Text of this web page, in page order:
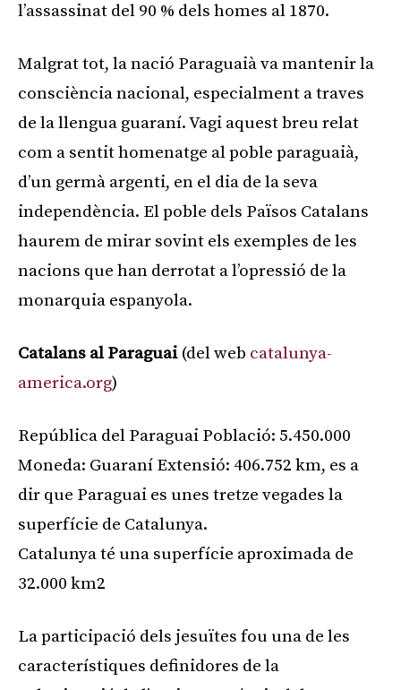
l’assassinat del 90 % dels homes al 1870.
Malgrat tot, la nació Paraguaià va mantenir la
consciència nacional, especialment a traves
de la llengua guaraní. Vagi aquest breu relat
com a sentit homenatge al poble paraguaià,
d’un germà argenti, en el dia de la seva
independència. El poble dels Països Catalans
haurem de mirar sovint els exemples de les
nacions que han derrotat a l’opressió de la
monarquia espanyola.
Catalans al Paraguai (del web catalunya-
america.org)
República del Paraguai Població: 5.450.000
Moneda: Guaraní Extensió: 406.752 km, es a
dir que Paraguai es unes tretze vegades la
superfície de Catalunya.
Catalunya té una superfície aproximada de
32.000 km2
La participació dels jesuïtes fou una de les
característiques definidores de la